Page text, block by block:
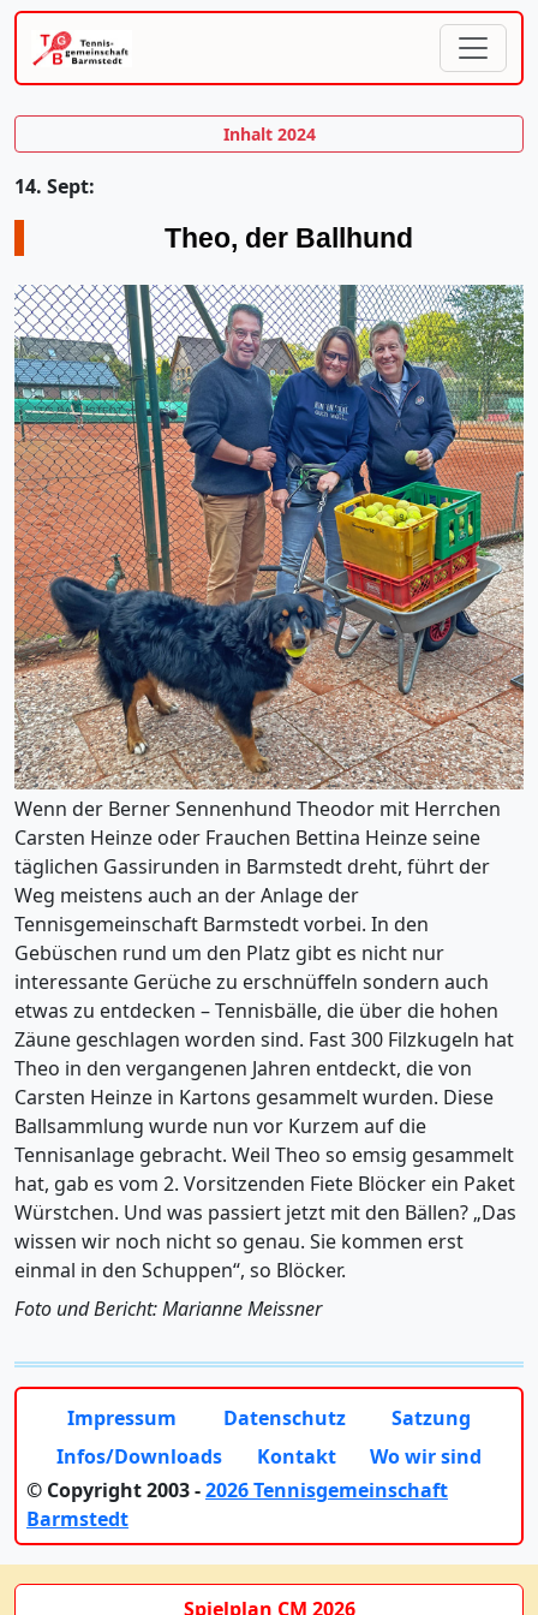
Inhalt 2024
14. Sept:
Theo, der Ballhund
Wenn der Berner Sennenhund Theodor mit Herrchen
Carsten Heinze oder Frauchen Bettina Heinze seine
täglichen Gassirunden in Barmstedt dreht, führt der
Weg meistens auch an der Anlage der
Tennisgemeinschaft Barmstedt vorbei. In den
Gebüschen rund um den Platz gibt es nicht nur
interessante Gerüche zu erschnüffeln sondern auch
etwas zu entdecken – Tennisbälle, die über die hohen
Zäune geschlagen worden sind. Fast 300 Filzkugeln hat
Theo in den vergangenen Jahren entdeckt, die von
Carsten Heinze in Kartons gesammelt wurden. Diese
Ballsammlung wurde nun vor Kurzem auf die
Tennisanlage gebracht. Weil Theo so emsig gesammelt
hat, gab es vom 2. Vorsitzenden Fiete Blöcker ein Paket
Würstchen. Und was passiert jetzt mit den Bällen? „Das
wissen wir noch nicht so genau. Sie kommen erst
einmal in den Schuppen“, so Blöcker.
Foto und Bericht: Marianne Meissner
Impressum Datenschutz
Satzung
Infos/Downloads
Kontakt
Wo wir sind
© Copyright 2003 -2026 Tennisgemeinschaft
Barmstedt
Spielplan CM 2026